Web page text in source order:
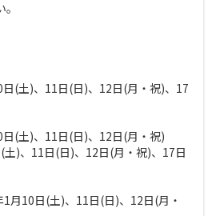
(土)、11日(日)、12日(月・祝)、17
(土)、11日(日)、12日(月・祝)
)、11日(日)、12日(月・祝)、17日
月10日(土)、11日(日)、12日(月・